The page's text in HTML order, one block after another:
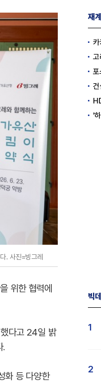
. 사진=빙그레
위한 협력에
다고 24일 밝
.
화 등 다양한
재
카
고
포
건
'
빅
1
2